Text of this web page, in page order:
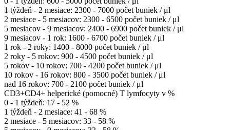
1 týždeň - 2 mesiace: 2300 - 7000 počet buniek / μl
2 mesiace - 5 mesiacov: 2300 - 6500 počet buniek / μl
5 mesiacov - 9 mesiacov: 2400 - 6900 počet buniek / μl
9 mesiacov - 1 rok: 1600 - 6700 počet buniek / μl
1 rok - 2 roky: 1400 - 8000 počet buniek / μl
2 roky - 5 rokov: 900 - 4500 počet buniek / μl
5 rokov - 10 rokov: 700 - 4200 počet buniek / μl
10 rokov - 16 rokov: 800 - 3500 počet buniek / μl
nad 16 rokov: 700 - 2100 počet buniek / μl
CD3+CD4+ helperické (pomocné) T lymfocyty v %
0 - 1 týždeň: 17 - 52 %
1 týždeň - 2 mesiace: 41 - 68 %
2 mesiace - 5 mesiacov: 33 - 58 %